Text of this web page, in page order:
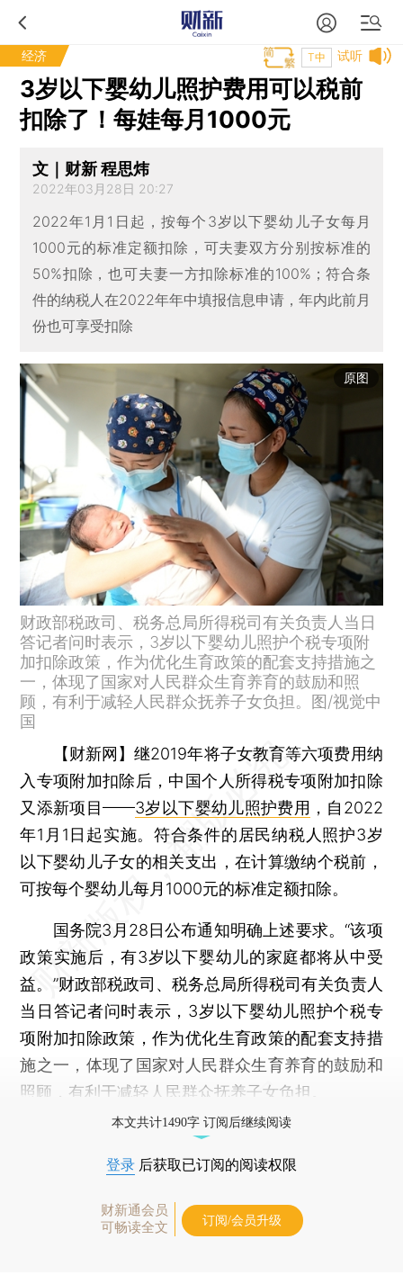
经济 试听
T中
3岁以下婴幼儿照护费用可以税前
扣除了！每娃每月1000元
文｜财新 程思炜
2022年03月28日 20:27
2022年1月1日起，按每个3岁以下婴幼儿子女每月
1000元的标准定额扣除，可夫妻双方分别按标准的
50%扣除，也可夫妻一方扣除标准的100%；符合条
件的纳税人在2022年年中填报信息申请，年内此前月
份也可享受扣除
原图
财政部税政司、税务总局所得税司有关负责人当日
答记者问时表示，3岁以下婴幼儿照护个税专项附
加扣除政策，作为优化生育政策的配套支持措施之
一，体现了国家对人民群众生育养育的鼓励和照
顾，有利于减轻人民群众抚养子女负担。图/视觉中
国
【财新网】继2019年将子女教育等六项费用纳
入专项附加扣除后，中国个人所得税专项附加扣除
又添新项目——3岁以下婴幼儿照护费用 ，自2022
年1月1日起实施。符合条件的居民纳税人照护3岁
以下婴幼儿子女的相关支出，在计算缴纳个税前，
可按每个婴幼儿每月1000元的标准定额扣除。
国务院3月28日公布通知明确上述要求。“该项
政策实施后，有3岁以下婴幼儿的家庭都将从中受
益。”财政部税政司、税务总局所得税司有关负责人
当日答记者问时表示，3岁以下婴幼儿照护个税专
项附加扣除政策，作为优化生育政策的配套支持措
施之一，体现了国家对人民群众生育养育的鼓励和
照顾，有利于减轻人民群众抚养子女负担。
本文共计1490字 订阅后继续阅读
登录 后获取已订阅的阅读权限
财新通会员
可畅读全文
订阅/会员升级